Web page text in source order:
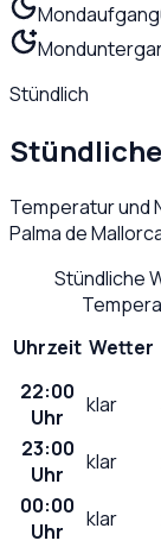
Mondaufgang
Stündlich
Temperatur und
Palma de
Stündliche
Uhrzeit Wetter
22:00
Uhr
klar
23:00
Uhr
klar
00:00
Uhr
klar